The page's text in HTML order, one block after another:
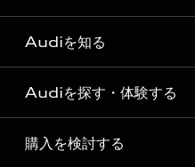
Audiを知る
Audi ブランド
Story of Progress
Audiを探す・体験する
ディーラー検索
購入を検討する